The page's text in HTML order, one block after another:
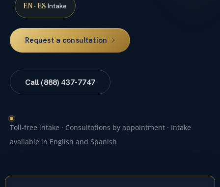
EN · ES Intake
Request a consultation
Call (888) 437-7747
Toll-free intake · Consultations by appointment · Intake
available in English and Spanish